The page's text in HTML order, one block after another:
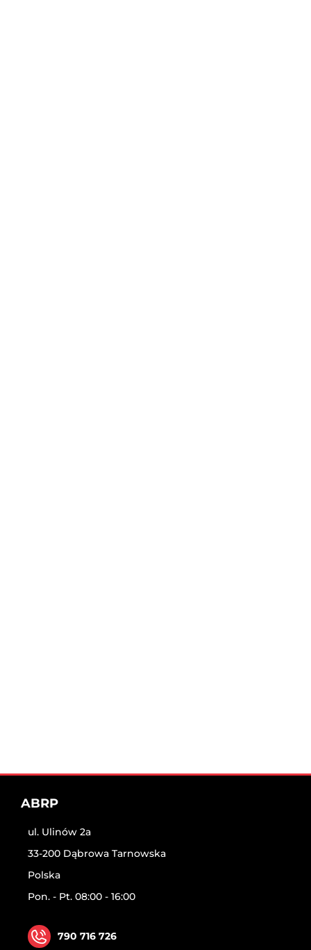
ABRP
ul. Ulinów 2a
33-200 Dąbrowa Tarnowska
Polska
Pon. - Pt. 08:00 - 16:00
790 716 726